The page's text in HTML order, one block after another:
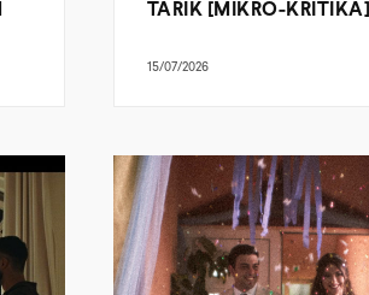
TARIK [MIKRO-KRITIKA]
15/07/2026